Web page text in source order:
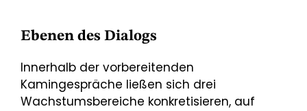
Ebenen des Dialogs
Innerhalb der vorbereitenden
Kamingespräche ließen sich drei
Wachstumsbereiche konkretisieren, auf